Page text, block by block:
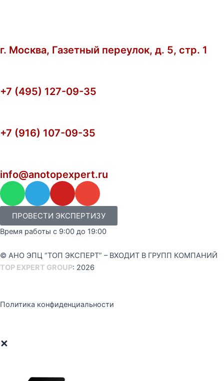
г. Москва, Газетный переулок, д. 5, стр. 1
+7 (495) 127-09-35
+7 (916) 107-09-35
info@anotopexpert.ru
W
a
t
s
a
p
p
T
l
e
g
r
a
m
Y
u
t
u
b
e
E
v
e
l
o
p
e
ПРОВЕСТИ ЭКСПЕРТИЗУ
Время работы с 9:00 до 19:00
© АНО ЭПЦ “ТОП ЭКСПЕРТ” – ВХОДИТ В ГРУПП КОМПАНИЙ
TOP EXPERT GROUP: 2026
Политика конфиденциальности
×